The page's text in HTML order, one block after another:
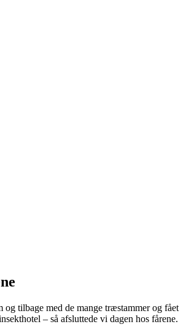
og tilbage med de mange træstammer og fået
– så afsluttede vi dagen hos fårene.